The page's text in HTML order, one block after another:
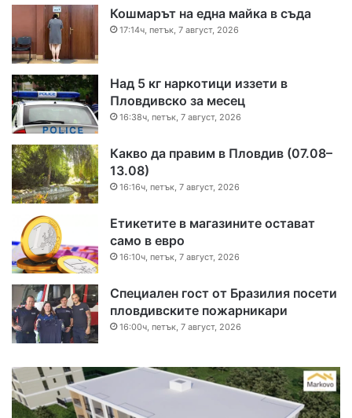
Кошмарът на една майка в съда
17:14ч, петък, 7 август, 2026
Над 5 кг наркотици иззети в
Пловдивско за месец
16:38ч, петък, 7 август, 2026
Какво да правим в Пловдив (07.08–
13.08)
16:16ч, петък, 7 август, 2026
Етикетите в магазините остават
само в евро
16:10ч, петък, 7 август, 2026
Специален гост от Бразилия посети
пловдивските пожарникари
16:00ч, петък, 7 август, 2026